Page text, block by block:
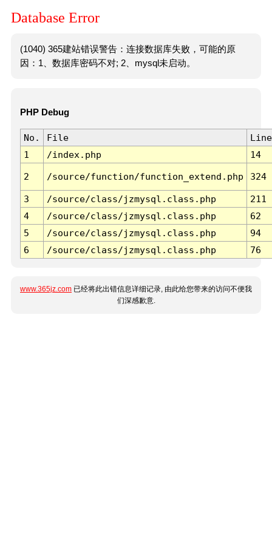
Database Error
(1040) 365建站错误警告：连接数据库失败，可能的原
因：1、数据库密码不对; 2、mysql未启动。
PHP Debug
No. File
Line
1
/index.php 14
2 /source/function/function_extend.php 324
3 /source/class/jzmysql.class.php
211
4
/source/class/jzmysql.class.php
62
5
/source/class/jzmysql.class.php
94
6
/source/class/jzmysql.class.php 76
www.365jz.com 已经将此出错信息详细记录, 由此给您带来的访问不便我
们深感歉意.